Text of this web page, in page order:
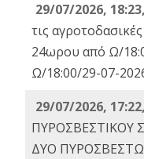
29/07/2026,
τις
24ωρου από Ω/
Ω/18:00/29-07-
29/07/2026,
ΠΥΡΟΣΒΕΣΤΙΚΟΥ
ΔΥΟ